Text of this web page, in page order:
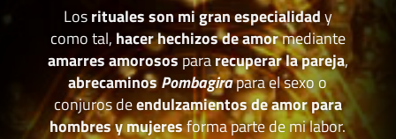
Losrituales son mi gran especialidady
como tal, hacer hechizos de amormediante
amarres amorosospararecuperar la pareja,
abrecaminosPombagirapara el sexo o
conjuros deendulzamientos de amor para
hombres y mujeresforma parte de mi labor.